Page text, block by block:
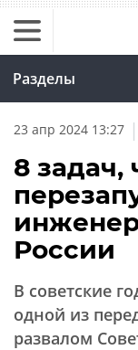
Разделы
23 апр 2024 13:27 |
8 задач,
России
В советские
одной из
развалом